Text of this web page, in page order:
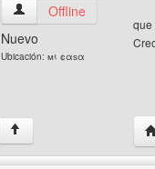
web-udos Ver perfil del
Offline
Nuevo
Ubicación: мι ¢αѕα
que
↑